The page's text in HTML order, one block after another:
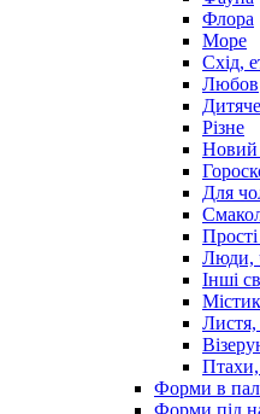
Флора
Море
Схід,
Любов
Дитяче
Різне
Новий
Для
Люди,
Інші
Форми в
Форми під